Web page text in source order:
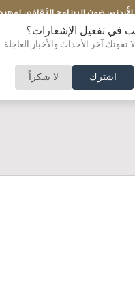
في تفعيل الإشعارات؟
تفوتك آخر الأحداث والأخبار العاجلة
اشترك لا شكراً
رسميا .. تطبيق الفار في
و رئيس التحرير
النسخة